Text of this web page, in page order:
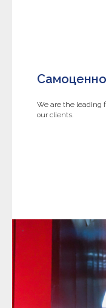
We are the leading
our clients.